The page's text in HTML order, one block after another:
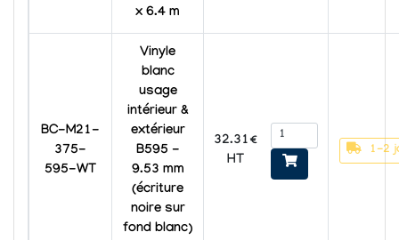
x 6.4 m
BC-M21-
375-
595-WT
Vinyle
blanc
usage
intérieur &
extérieur
B595 -
9.53 mm
(écriture
noire sur
fond blanc)
32.31€
HT
1-2